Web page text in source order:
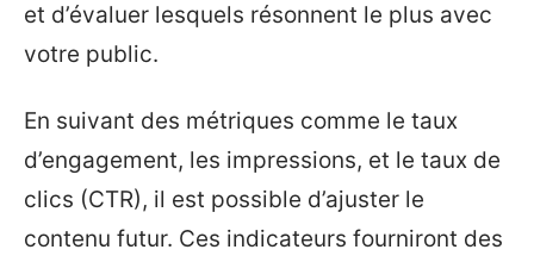
et d’évaluer lesquels résonnent le plus avec
votre public.
En suivant des métriques comme le taux
d’engagement, les impressions, et le taux de
clics (CTR), il est possible d’ajuster le
contenu futur. Ces indicateurs fourniront des